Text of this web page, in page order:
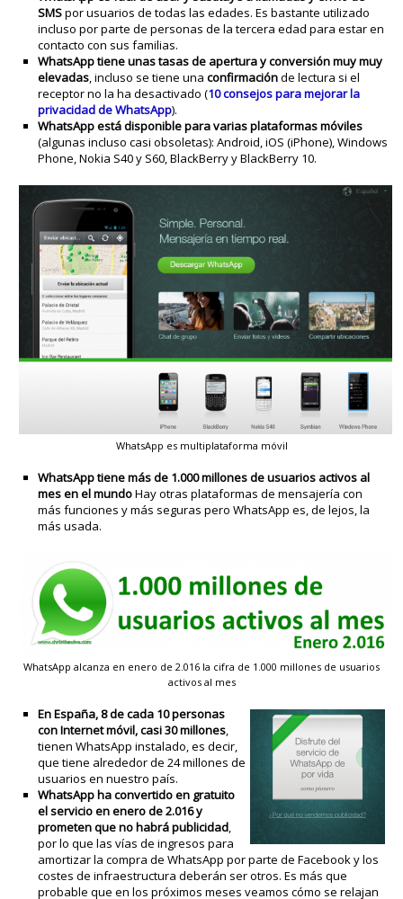
SMSpor usuarios de todas las edades. Es bastante utilizado
incluso por parte de personas de la tercera edad para estar en
contacto con sus familias.
WhatsApp tiene unastasas de apertura y conversión muy muy
elevadas, incluso se tiene unaconfirmaciónde lectura si el
receptor no la ha desactivado (10 consejos para mejorar la
privacidad de WhatsApp).
WhatsApp está disponible para varias plataformas móviles
(algunas incluso casi obsoletas): Android, iOS (iPhone), Windows
Phone, Nokia S40 y S60, BlackBerry y BlackBerry 10.
WhatsApp es multiplataforma móvil
WhatsApp tiene más de 1.000 millones de usuarios activos al
mes en el mundoHay otras plataformas de mensajería con
más funciones y más seguras pero WhatsApp es, de lejos, la
más usada.
WhatsApp alcanza en enero de 2.016 la cifra de 1.000 millones de usuarios
activos al mes
En España, 8 de cada 10 personas
con Internet móvil, casi 30 millones,
tienen WhatsApp instalado, es decir,
que tiene alrededor de 24 millones de
usuarios en nuestro país.
WhatsApp ha convertido en gratuito
el servicio en enero de 2.016 y
prometen que no habrá publicidad,
por lo que las vías de ingresos para
amortizar la compra de WhatsApp por parte de Facebook y los
costes de infraestructura deberán ser otros. Es más que
probable que en los próximos meses veamos cómo se relajan